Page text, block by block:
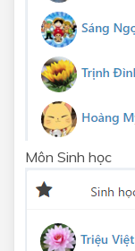
Môn Sinh học